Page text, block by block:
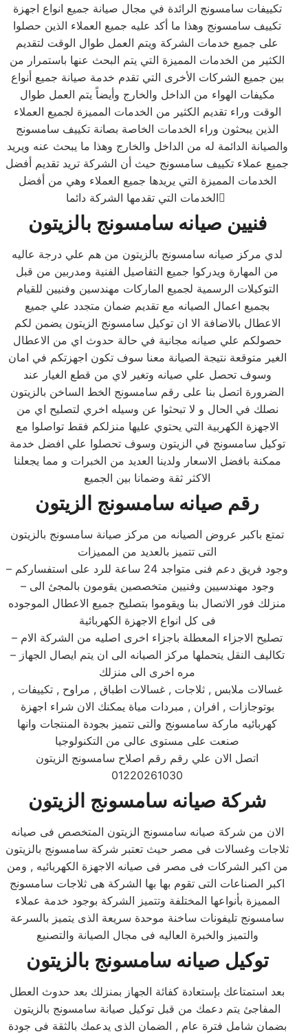
تكييفات سامسونج الرائدة في مجال صيانة جميع انواع اجهزة
تكييف سامسونج وهذا ما أكد عليه جميع العملاء الذين حصلوا
على جميع خدمات الشركة ويتم العمل طوال الوقت لتقديم
الكثير من الخدمات المميزة التي يتم البحث عنها باستمرار من
بين جميع الشركات الأخرى التي تقدم خدمة صيانة جميع أنواع
مكيفات الهواء من الداخل والخارج وأيضاً يتم العمل طوال
الوقت وراء تقديم الكثير من الخدمات المميزة لجميع العملاء
الذين يبحثون وراء الخدمات الخاصة بصانة تكييف سامسونج
والصيانة الدائمة له من الداخل والخارج وهذا ما يبحث عنه ويريد
جميع عملاء تكييف سامسونج حيث أن الشركة تريد تقديم أفضل
الخدمات المميزة التي يريدها جميع العملاء وهي من أفضل
الخدمات التي تقدمها الشركة دائما ً
فنيين صيانه سامسونج بالزيتون
لدي مركز صيانه سامسونج بالزيتون من هم علي درجة عاليه
من المهارة ويدركوا جميع التفاصيل الفنية ومدربين من قبل
التوكيلات الرسمية لجميع الماركات مهندسين وفنيين للقيام
بجميع اعمال الصيانه مع تقديم ضمان متجدد علي جميع
الاعطال بالاضافة الا ان توكيل سامسونج الزيتون يضمن لكم
حصولكم علي صيانه مجانية في حالة حدوث اي من الاعطال
الغير متوقعة نتيجة الصيانة معنا سوف تكون اجهزتكم في امان
وسوف تحصل علي صيانه وتغير لاي من قطع الغيار عند
الضرورة اتصل بنا على رقم سامسونج الخط الساخن بالزيتون
نصلك في الحال و لا تبحثوا عن وسيله اخري لتصليح اي من
الاجهزة الكهربية التي يحتوي عليها منزلكم فقط تواصلوا مع
توكيل سامسونج في الزيتون وسوف تحصلوا علي افضل خدمة
ممكنة بافضل الاسعار ولدينا العديد من الخبرات و مما يجعلنا
الاكثر ثقة وضمانا بين الجميع
رقم صيانه سامسونج الزيتون
تمتع باكبر عروض الصيانه من مركز صيانة سامسونج بالزيتون
التى تتميز بالعديد من المميزات
– وجود فريق دعم فنى متواجد 24 ساعة للرد على استفساركم
– وجود مهندسيين وفنيين متخصصين يقومون بالمجئ الى
منزلك فور الاتصال بنا ويقوموا بتصليح جميع الاعطال الموجوده
فى كل انواع الاجهزة الكهربائية
– تصليح الاجزاء المعطلة باجزاء اخرى اصليه من الشركة الام
– تكاليف النقل يتحملها مركز الصيانه الى ان يتم ايصال الجهاز
مره اخرى الى منزلك
غسالات ملابس , ثلاجات , غسالات اطباق , مراوح , تكييفات ,
بوتوجازات , افران , مبردات مياة يمكنك الان شراء اجهزة
كهربائيه ماركة سامسونج والتى تتميز بجودة المنتجات وانها
صنعت على مستوى عالى من التكنولوجيا
اتصل الان علي رقم رقم اصلاح سامسونج الزيتون
01220261030
شركة صيانه سامسونج الزيتون
الان من شركة صيانه سامسونج الزيتون المتخصص فى صيانه
ثلاجات وغسالات فى مصر حيث تعتبر شركة سامسونج بالزيتون
من اكبر الشركات فى مصر فى صيانه الاجهزة الكهربائيه , ومن
اكبر الصناعات التى تقوم بها بها الشركة هى ثلاجات سامسونج
المميزة بأنواعها المختلفة وتتميز الشركة بوجود خدمة عملاء
سامسونج تليفونات ساخنة موحدة سريعة الذى يتميز بالسرعة
والتميز والخبرة العاليه فى مجال الصيانة والتصنيع
توكيل صيانه سامسونج بالزيتون
بعد استمتاعك بإستعادة كفائة الجهاز بمنزلك بعد حدوث العطل
المفاجئ يتم دعمك من قبل توكيل صيانة سامسونج بالزيتون
بضمان شامل فترة عام , الضمان الذى يدعمك بالثقة فى جودة